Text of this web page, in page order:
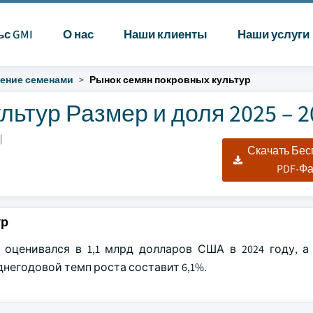
GMI О нас Наши клиенты Наши услуги
семенами Рынок семян покровных культур
Размер и доля 2025 –
Скачать
PDF-
в 1,1 млрд долларов США в 2024 году, а
темп роста составит 6,1%.